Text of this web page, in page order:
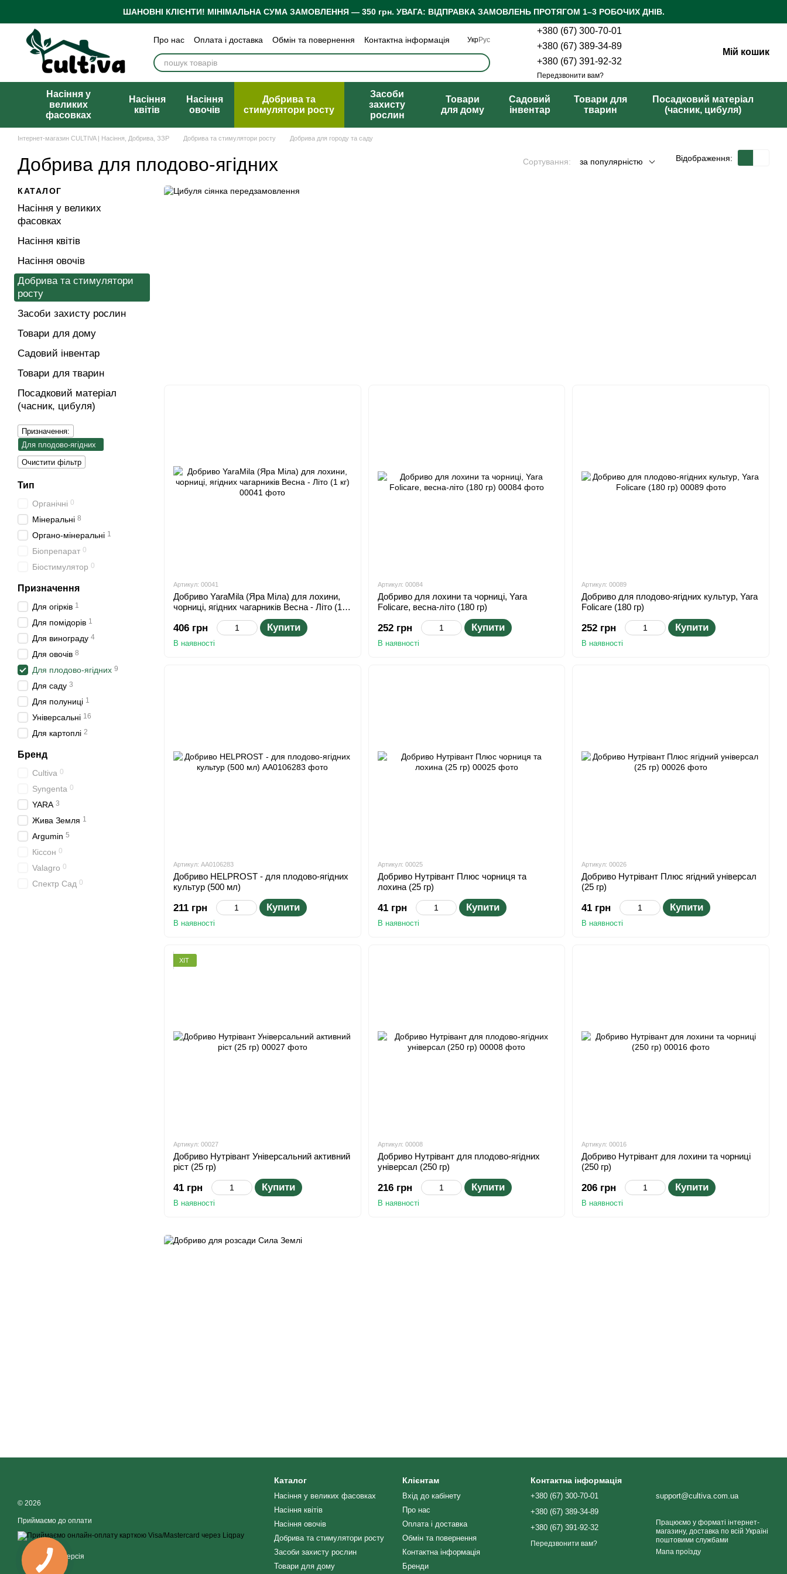
Перейти до основного контентуШАНОВНІ КЛІЄНТИ! МІНІМАЛЬНА СУМА ЗАМОВЛЕННЯ — 350 грн. УВАГА: ВІДПРАВКА ЗАМОВЛЕНЬ ПРОТЯГОМ 1–3 РОБОЧИХ ДНІВ.
Про нас Оплата і доставка Обмін та повернення
Контактна інформація
Бренди
Блог Політика конфіденційності
Відгуки про магазин
Публічна оферта
УкрРус
+380 (67) 300-70-01
+380 (67) 389-34-89
+380 (67) 391-92-32
Передзвонити вам?
Мій кошик
Насіння у
великих
фасовках
Насіння
квітів
Насіння
овочів
Добрива та
стимулятори росту
Засоби
захисту
рослин
Товари
для дому
Садовий
інвентар
Товари для
тварин
Посадковий матеріал
(часник, цибуля)
Інтернет-магазин CULTIVA | Насіння, Добрива, ЗЗР Добрива та стимулятори росту Добрива для городу та саду
Добрива для плодово-ягідних Сортування: за популярністю Відображення:
Артикул: 00041
Добриво YaraMila (Яра Міла) для лохини,
чорниці, ягідних чагарників Весна - Літо (1
406 грн Купити
В наявності
Артикул: 00084
Добриво для лохини та чорниці, Yara
Folicare, весна-літо (180 гр)
252 грн Купити
В наявності
Артикул: 00089
Добриво для плодово-ягідних культур, Yara
Folicare (180 гр)
252 грн Купити
В наявності
Артикул: АА0106283
Добриво HELPROST - для плодово-ягідних
культур (500 мл)
211 грн Купити
В наявності
Артикул: 00025
Добриво Нутрівант Плюс чорниця та
лохина (25 гр)
41 грн Купити
В наявності
Артикул: 00026
Добриво Нутрівант Плюс ягідний універсал
(25 гр)
41 грн Купити
В наявності
ХІТ
Артикул: 00027
Добриво Нутрівант Універсальний активний
ріст (25 гр)
41 грн Купити
В наявності
Артикул: 00008
Добриво Нутрівант для плодово-ягідних
універсал (250 гр)
216 грн Купити
В наявності
Артикул: 00016
Добриво Нутрівант для лохини та чорниці
(250 гр)
206 грн Купити
В наявності
КАТАЛОГ
Насіння у великих
фасовках
Насіння квітів
Насіння овочів
Добрива та стимулятори
росту
Засоби захисту рослин
Товари для дому
Садовий інвентар
Товари для тварин
Посадковий матеріал
(часник, цибуля)
Призначення:
Для плодово-ягідних
Очистити фільтр
Тип
Органічні 0
Мінеральні 8
Органо-мінеральні 1
Біопрепарат 0
Біостимулятор 0
Призначення
Для огірків 1
Для помідорів 1
Для винограду 4
Для овочів 8
Для плодово-ягідних 9
Для саду 3
Для полуниці 1
Універсальні 16
Для картоплі 2
Бренд
Cultiva 0
Syngenta 0
YARA 3
Жива Земля 1
Argumin 5
Кіссон 0
Valagro 0
Спектр Сад 0
© 2026
Приймаємо до оплати
Мобільна версія
Каталог
Насіння у великих фасовках
Насіння квітів
Насіння овочів
Добрива та стимулятори росту
Засоби захисту рослин
Товари для дому
Клієнтам
Вхід до кабінету
Про нас
Оплата і доставка
Обмін та повернення
Контактна інформація
Бренди
Контактна інформація
+380 (67) 300-70-01
+380 (67) 389-34-89
+380 (67) 391-92-32
Передзвонити вам?
support@cultiva.com.ua
Працюємо у форматі інтернет-
магазину, доставка по всій Україні
поштовими службами
Мапа проїзду